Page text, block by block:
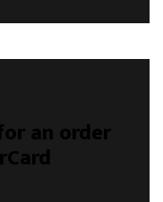
an order